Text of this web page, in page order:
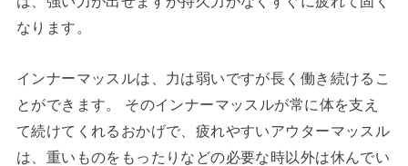
なります。
インナーマッスルは、力は弱いですが長く働き続けるこ
とができます。 そのインナーマッスルが常に体を支え
て続けてくれるおかげで、疲れやすいアウターマッスル
は、重いものをもったりなどの必要な時以外は休んでい